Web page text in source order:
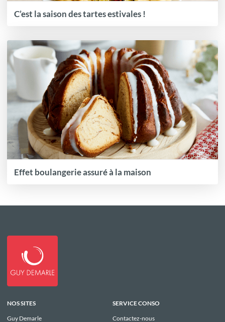
C’est la saison des tartes estivales !
Effet boulangerie assuré à la maison
NOS SITES
Guy Demarle
SERVICE CONSO
Contactez-nous